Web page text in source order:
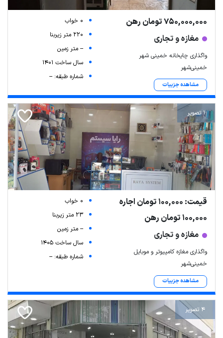
750,000,000 تومان رهن
مغازه و تجاری
واگذاری چایخانه خمینی شهر
خمینی‌شهر
مشاهده جزییات
0 خواب
220 متر زیربنا
-- متر زمین
سال ساخت 1401
شماره طبقه: --
1 تصویر
قیمت: 100,000 تومان اجاره
100,000 تومان رهن
مغازه و تجاری
واگذاری مغازه کامپیوتر و موبایل
خمینی‌شهر
مشاهده جزییات
0 خواب
23 متر زیربنا
-- متر زمین
سال ساخت 1405
شماره طبقه: --
4 تصویر